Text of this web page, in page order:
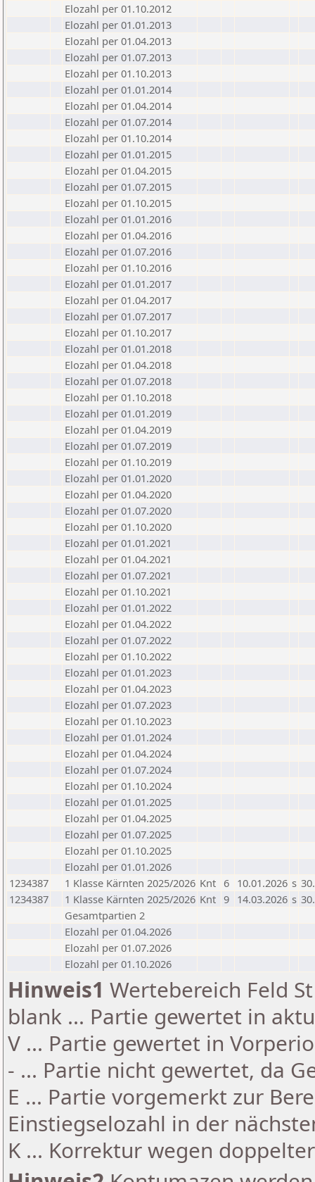
Elozahl per 01.10.2012
Elozahl per 01.01.2013
Elozahl per 01.04.2013
Elozahl per 01.07.2013
Elozahl per 01.10.2013
Elozahl per 01.01.2014
Elozahl per 01.04.2014
Elozahl per 01.07.2014
Elozahl per 01.10.2014
Elozahl per 01.01.2015
Elozahl per 01.04.2015
Elozahl per 01.07.2015
Elozahl per 01.10.2015
Elozahl per 01.01.2016
Elozahl per 01.04.2016
Elozahl per 01.07.2016
Elozahl per 01.10.2016
Elozahl per 01.01.2017
Elozahl per 01.04.2017
Elozahl per 01.07.2017
Elozahl per 01.10.2017
Elozahl per 01.01.2018
Elozahl per 01.04.2018
Elozahl per 01.07.2018
Elozahl per 01.10.2018
Elozahl per 01.01.2019
Elozahl per 01.04.2019
Elozahl per 01.07.2019
Elozahl per 01.10.2019
Elozahl per 01.01.2020
Elozahl per 01.04.2020
Elozahl per 01.07.2020
Elozahl per 01.10.2020
Elozahl per 01.01.2021
Elozahl per 01.04.2021
Elozahl per 01.07.2021
Elozahl per 01.10.2021
Elozahl per 01.01.2022
Elozahl per 01.04.2022
Elozahl per 01.07.2022
Elozahl per 01.10.2022
Elozahl per 01.01.2023
Elozahl per 01.04.2023
Elozahl per 01.07.2023
Elozahl per 01.10.2023
Elozahl per 01.01.2024
Elozahl per 01.04.2024
Elozahl per 01.07.2024
Elozahl per 01.10.2024
Elozahl per 01.01.2025
Elozahl per 01.04.2025
Elozahl per 01.07.2025
Elozahl per 01.10.2025
Elozahl per 01.01.2026
1234387
1 Klasse Kärnten 2025/2026 Knt 6 10.01.2026 s
1234387
1 Klasse Kärnten 2025/2026 Knt 9 14.03.2026 s
Gesamtpartien 2
Elozahl per 01.04.2026
Elozahl per 01.07.2026
Elozahl per 01.10.2026
Hinweis1 Wertebereich Feld
blank ... Partie gewertet in
V ... Partie gewertet in
- ... Partie nicht gewertet, da
E ... Partie vorgemerkt zur
Einstiegselozahl in der
K ... Korrektur wegen